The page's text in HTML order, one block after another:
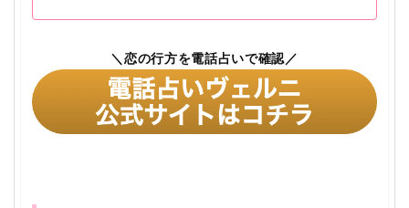
＼恋の行方を電話占いで確認／